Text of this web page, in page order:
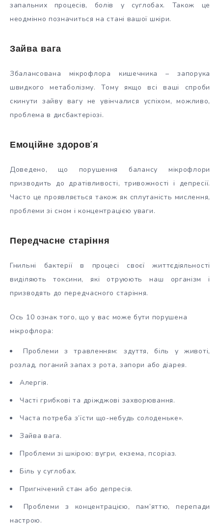
запальних процесів, болів у суглобах. Також це
неодмінно позначиться на стані вашої шкіри.
Зайва вага
Збалансована мікрофлора кишечника – запорука
швидкого метаболізму. Тому якщо всі ваші спроби
скинути зайву вагу не увінчалися успіхом, можливо,
проблема в дисбактеріозі.
Емоційне здоров’я
Доведено, що порушення балансу мікрофлори
призводить до дратівливості, тривожності і депресії.
Часто це проявляється також як сплутаність мислення,
проблеми зі сном і концентрацією уваги.
Передчасне старіння
Гнильні бактерії в процесі своєї життєдіяльності
виділяють токсини, які отруюють наш організм і
призводять до передчасного старіння.
Ось 10 ознак того, що у вас може бути порушена
мікрофлора:
Проблеми з травленням: здуття, біль у животі,
розлад, поганий запах з рота, запори або діарея.
Алергія.
Часті грибкові та дріжджові захворювання.
Часта потреба з’їсти що-небудь солоденьке».
Зайва вага.
Проблеми зі шкірою: вугри, екзема, псоріаз.
Біль у суглобах.
Пригнічений стан або депресія.
Проблеми з концентрацією, пам’яттю, перепади
настрою.